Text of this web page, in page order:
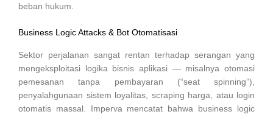
beban hukum.
Business Logic Attacks & Bot Otomatisasi
Sektor perjalanan sangat rentan terhadap serangan yang
mengeksploitasi logika bisnis aplikasi — misalnya otomasi
pemesanan tanpa pembayaran (“seat spinning”),
penyalahgunaan sistem loyalitas, scraping harga, atau login
otomatis massal. Imperva mencatat bahwa business logic